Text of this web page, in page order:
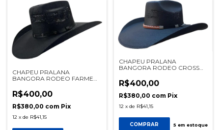
CHAPEU PRALANA
BANGORA RODEO FARMER
R$400,00
R$380,00 com Pix
12 x de R$41,15
CHAPEU PRALANA
BANGORA RODEO CROSS
R$400,00
R$380,00 com Pix
12 x de R$41,15
COMPRAR 5 em estoque